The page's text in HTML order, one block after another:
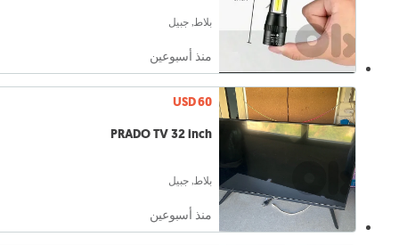
بلاط, جبيل
منذ أسبوعين
USD 60
PRADO TV 32 inch
بلاط, جبيل
منذ أسبوعين